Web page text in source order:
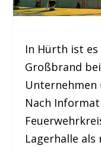
In Hürth ist es
Großbrand
Unternehmen
Nach
Lagerhalle